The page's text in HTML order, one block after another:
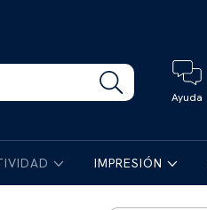
Ayuda
IMPRESIÓN